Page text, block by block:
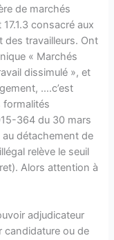
de marchés
consacré aux
des travailleurs. Ont
« Marchés
dissimulé », et
….c’est
formalités
364 du 30 mars
détachement de
relève le seuil
Alors attention à
adjudicateur
candidature ou de